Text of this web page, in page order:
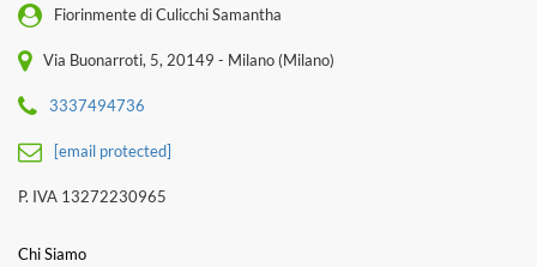
Fiorinmente di Culicchi Samantha
Via Buonarroti, 5, 20149 - Milano (Milano)
3337494736
[email protected]
P. IVA 13272230965
Chi Siamo